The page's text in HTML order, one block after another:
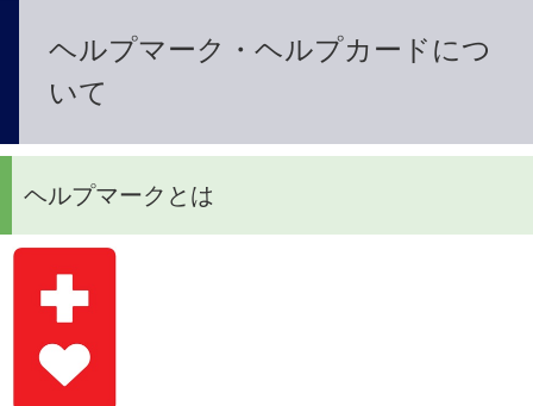
ヘルプマーク・ヘルプカードにつ
いて
ヘルプマークとは